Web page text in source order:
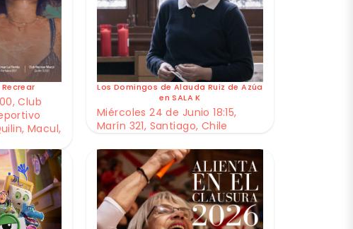
Club
Macul,
Los Domingos de Alauda Ruiz de Azúa
en SALA K
Miércoles 24 de Junio 18:15,
Marín 321, Santiago, Chile